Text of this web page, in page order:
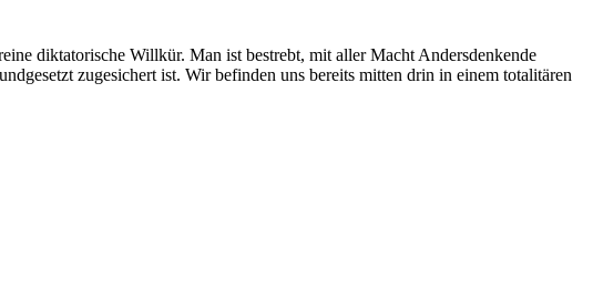
diktatorische Willkür. Man ist bestrebt, mit aller Macht Andersdenkende
zugesichert ist. Wir befinden uns bereits mitten drin in einem totalitären